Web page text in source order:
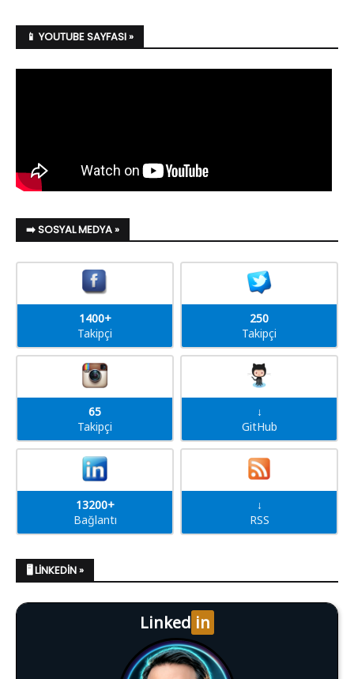
📱 YOUTUBE SAYFASI »
➡️ SOSYAL MEDYA »
1400+
Takipçi
250
Takipçi
65
Takipçi
↓
GitHub
13200+
Bağlantı
↓
RSS
🖥️ LINKEDIN »
Linked in